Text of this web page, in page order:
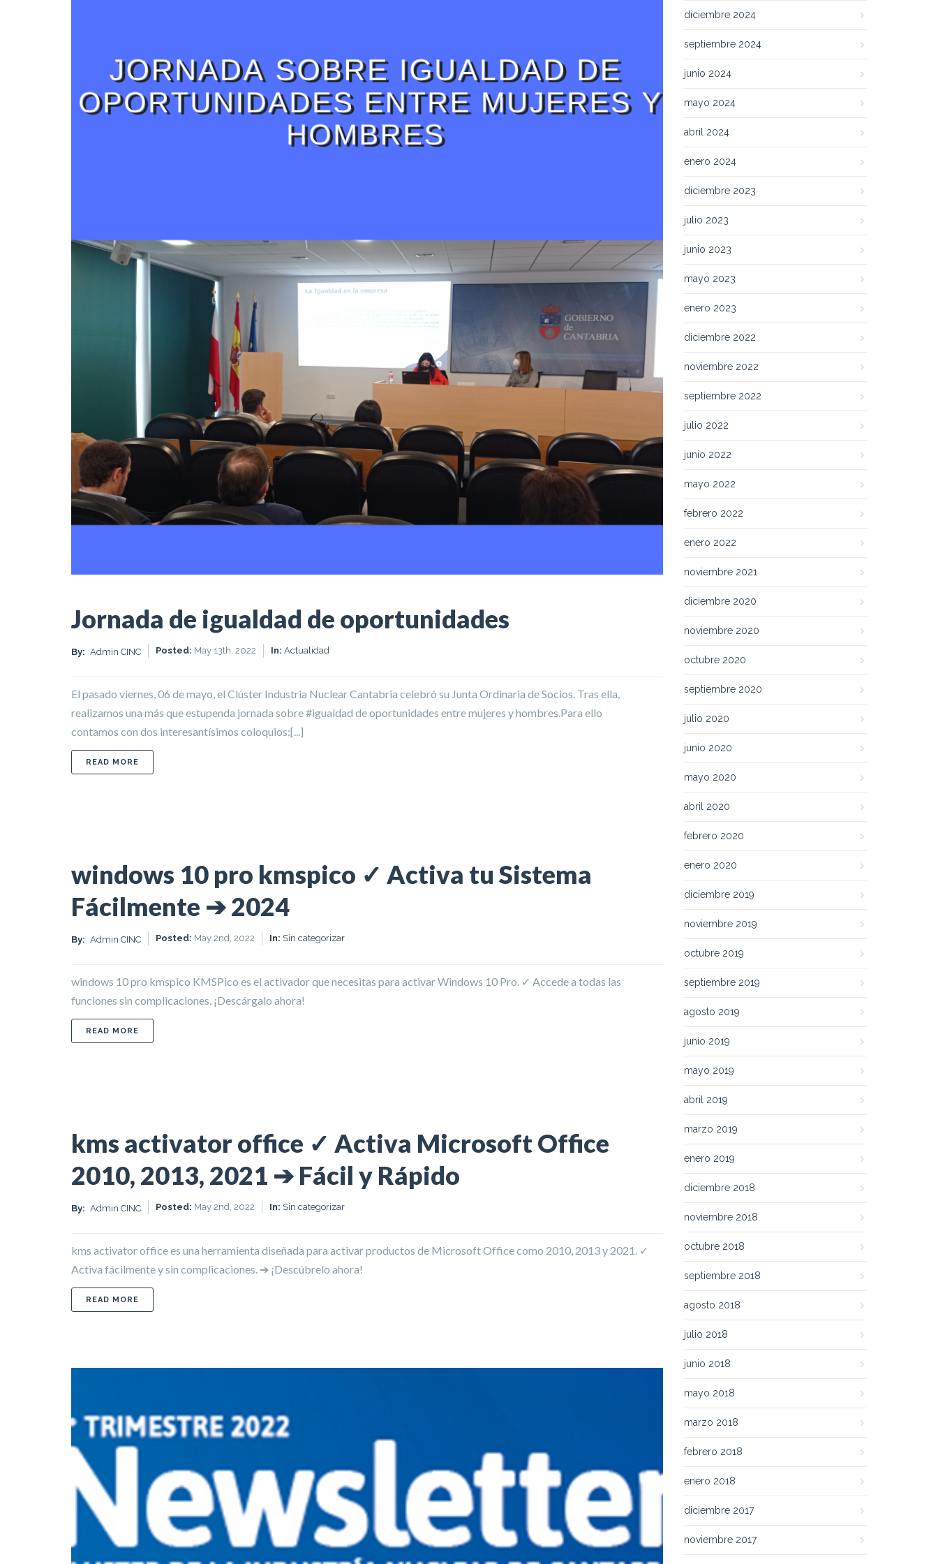
Jornada de igualdad de oportunidades
By: Admin CINC Posted: May 13th, 2022 In: Actualidad
El pasado viernes, 06 de mayo, el Clúster Industria Nuclear Cantabria celebró su Junta Ordinaria de Socios. Tras ella,
realizamos una más que estupenda jornada sobre #igualdad de oportunidades entre mujeres y hombres.Para ello
contamos con dos interesantísimos coloquios:[...]
READ MORE
windows 10 pro kmspico ✓ Activa tu Sistema
Fácilmente ➔ 2024
By: Admin CINC Posted: May 2nd, 2022 In: Sin categorizar
windows 10 pro kmspico KMSPico es el activador que necesitas para activar Windows 10 Pro. ✓ Accede a todas las
funciones sin complicaciones. ¡Descárgalo ahora!
READ MORE
kms activator office ✓ Activa Microsoft Office
2010, 2013, 2021 ➔ Fácil y Rápido
By: Admin CINC Posted: May 2nd, 2022 In: Sin categorizar
kms activator office es una herramienta diseñada para activar productos de Microsoft Office como 2010, 2013 y 2021. ✓
Activa fácilmente y sin complicaciones. ➔ ¡Descúbrelo ahora!
READ MORE
diciembre 2024
septiembre 2024
junio 2024
mayo 2024
abril 2024
enero 2024
diciembre 2023
julio 2023
junio 2023
mayo 2023
enero 2023
diciembre 2022
noviembre 2022
septiembre 2022
julio 2022
junio 2022
mayo 2022
febrero 2022
enero 2022
noviembre 2021
diciembre 2020
noviembre 2020
octubre 2020
septiembre 2020
julio 2020
junio 2020
mayo 2020
abril 2020
febrero 2020
enero 2020
diciembre 2019
noviembre 2019
octubre 2019
septiembre 2019
agosto 2019
junio 2019
mayo 2019
abril 2019
marzo 2019
enero 2019
diciembre 2018
noviembre 2018
octubre 2018
septiembre 2018
agosto 2018
julio 2018
junio 2018
mayo 2018
marzo 2018
febrero 2018
enero 2018
diciembre 2017
noviembre 2017